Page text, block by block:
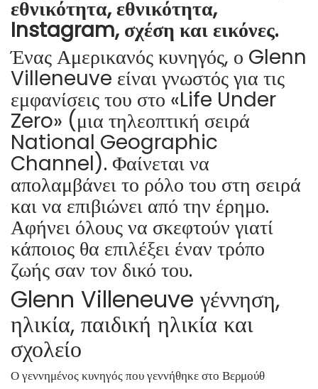
εθνικότητα, εθνικότητα,
Instagram, σχέση και εικόνες.
Ένας Αμερικανός κυνηγός, ο Glenn
Villeneuve είναι γνωστός για τις
εμφανίσεις του στο «Life Under
Zero» (μια τηλεοπτική σειρά
National Geographic
Channel). Φαίνεται να
απολαμβάνει το ρόλο του στη σειρά
και να επιβιώνει από την έρημο.
Αφήνει όλους να σκεφτούν γιατί
κάποιος θα επιλέξει έναν τρόπο
ζωής σαν τον δικό του.
Glenn Villeneuve γέννηση,
ηλικία, παιδική ηλικία και
σχολείο
Ο γεννημένος κυνηγός που γεννήθηκε στο Βερμούθ